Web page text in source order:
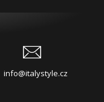
info@italystyle.cz